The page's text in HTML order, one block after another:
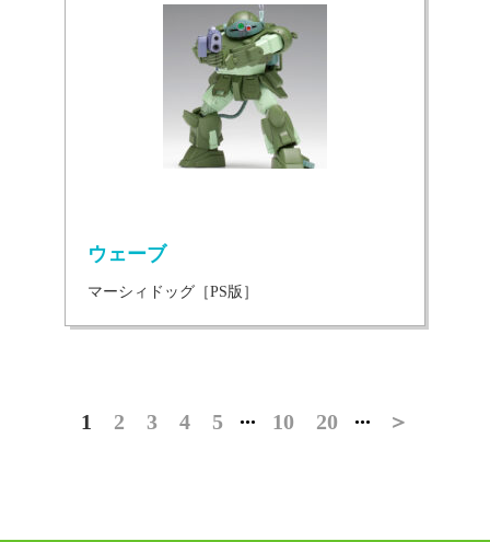
ウェーブ
マーシィドッグ［PS版］
1 2 3 4 5 ... 10 20 ... ＞